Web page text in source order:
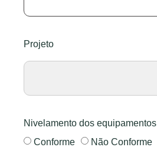
Projeto
Nivelamento dos equipamentos
Conforme
Não Conforme